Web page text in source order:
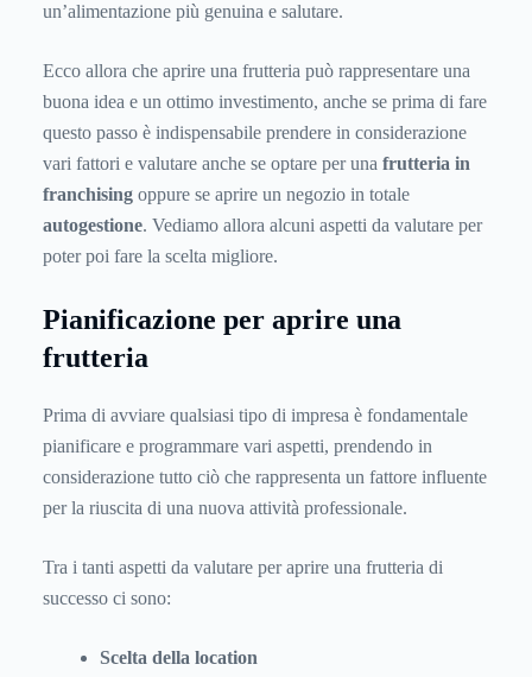
un’alimentazione più genuina e salutare.
Ecco allora che aprire una frutteria può rappresentare una
buona idea e un ottimo investimento, anche se prima di fare
questo passo è indispensabile prendere in considerazione
vari fattori e valutare anche se optare per una frutteria in
franchising oppure se aprire un negozio in totale
autogestione. Vediamo allora alcuni aspetti da valutare per
poter poi fare la scelta migliore.
Pianificazione per aprire una
frutteria
Prima di avviare qualsiasi tipo di impresa è fondamentale
pianificare e programmare vari aspetti, prendendo in
considerazione tutto ciò che rappresenta un fattore influente
per la riuscita di una nuova attività professionale.
Tra i tanti aspetti da valutare per aprire una frutteria di
successo ci sono:
Scelta della location